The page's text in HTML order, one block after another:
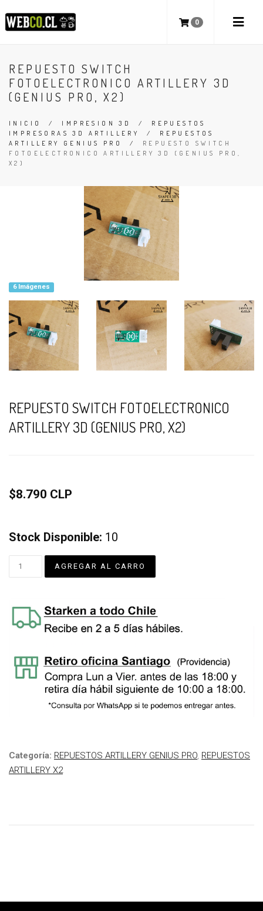
0
REPUESTO SWITCH
FOTOELECTRONICO ARTILLERY 3D
(GENIUS PRO, X2)
INICIO / IMPRESION 3D / REPUESTOS
IMPRESORAS 3D ARTILLERY
/ REPUESTOS
ARTILLERY GENIUS PRO
/ REPUESTO SWITCH
FOTOELECTRONICO ARTILLERY 3D (GENIUS PRO,
X2)
6 Imágenes
REPUESTO SWITCH FOTOELECTRONICO
ARTILLERY 3D (GENIUS PRO, X2)
$8.790 CLP
Stock Disponible: 10
Categoría: REPUESTOS ARTILLERY GENIUS PRO, REPUESTOS
ARTILLERY X2